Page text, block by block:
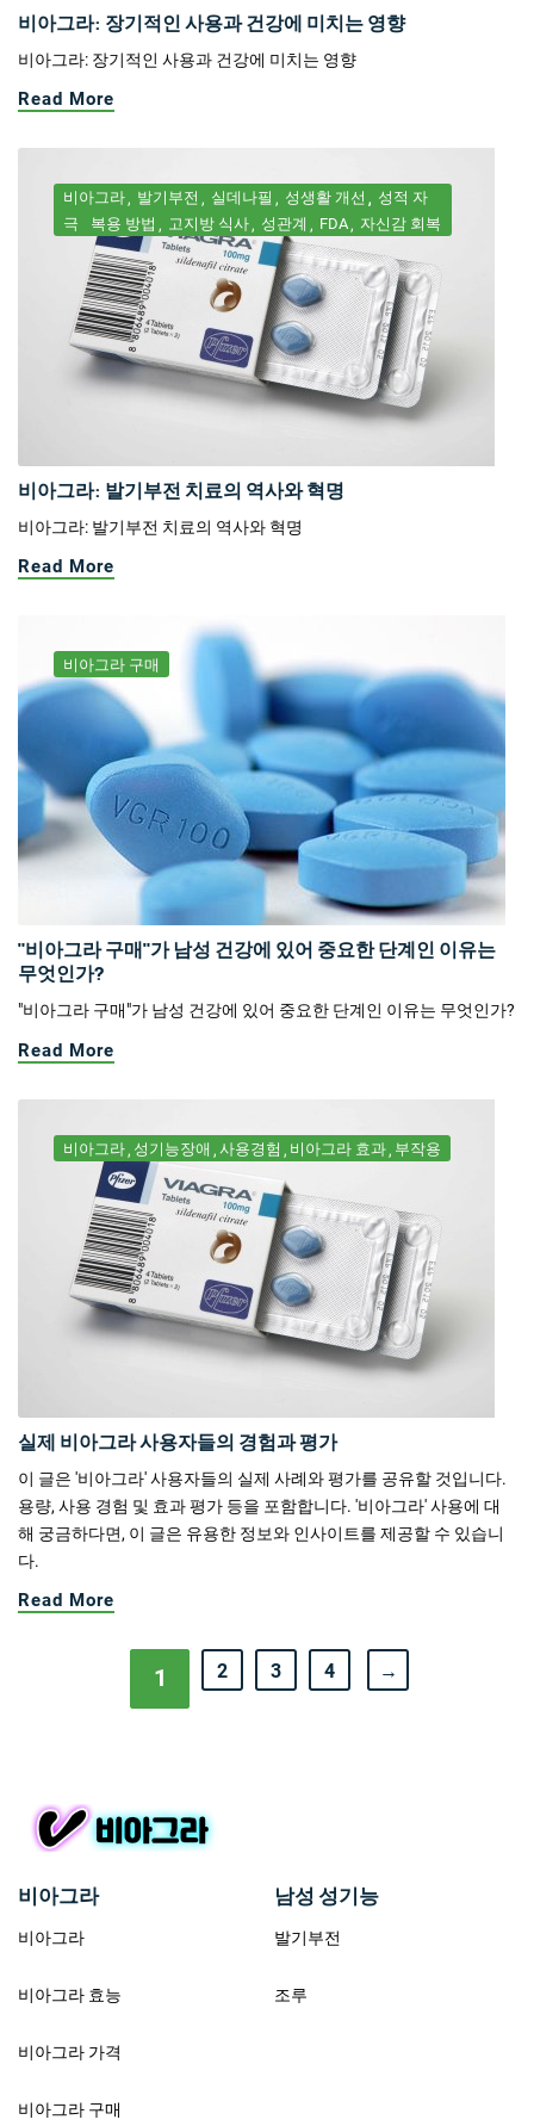
비아그라: 장기적인 사용과 건강에 미치는 영향
비아그라: 장기적인 사용과 건강에 미치는 영향
Read More
비아그라 발기부전 실데나필 성생활 개선
성적 자
극
복용 방법 고지방 식사 성관계 FDA 자신감 회복
비아그라: 발기부전 치료의 역사와 혁명
비아그라: 발기부전 치료의 역사와 혁명
Read More
비아그라 구매
"비아그라 구매"가 남성 건강에 있어 중요한 단계인 이유는
무엇인가?
"비아그라 구매"가 남성 건강에 있어 중요한 단계인 이유는 무엇인가?
Read More
비아그라 성기능장애 사용경험 비아그라 효과 부작용
실제 비아그라 사용자들의 경험과 평가
이 글은 '비아그라' 사용자들의 실제 사례와 평가를 공유할 것입니다.
용량, 사용 경험 및 효과 평가 등을 포함합니다. '비아그라' 사용에 대
해 궁금하다면, 이 글은 유용한 정보와 인사이트를 제공할 수 있습니
다.
Read More
1 2 3 4 →
비아그라
비아그라
비아그라 효능
비아그라 가격
비아그라 구매
남성 성기능
발기부전
조루